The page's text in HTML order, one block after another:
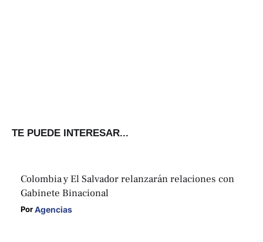
TE PUEDE INTERESAR...
Colombia y El Salvador relanzarán relaciones con
Gabinete Binacional
Por Agencias